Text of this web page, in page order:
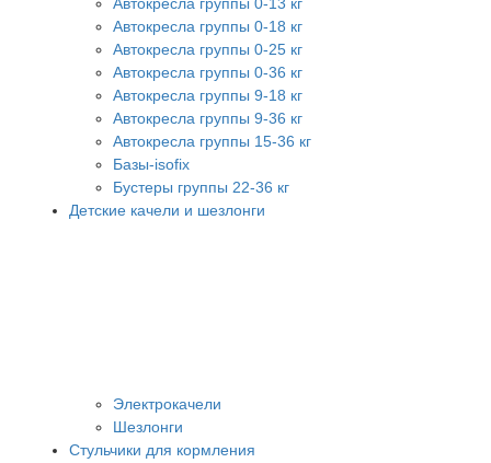
Автокресла группы 0-13 кг
Автокресла группы 0-18 кг
Автокресла группы 0-25 кг
Автокресла группы 0-36 кг
Автокресла группы 9-18 кг
Автокресла группы 9-36 кг
Автокресла группы 15-36 кг
Базы-isofix
Бустеры группы 22-36 кг
Детские качели и шезлонги
Электрокачели
Шезлонги
Стульчики для кормления